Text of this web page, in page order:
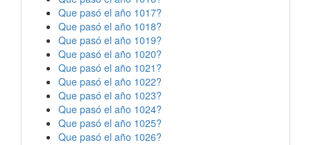
Que pasó el año 1017?
Que pasó el año 1018?
Que pasó el año 1019?
Que pasó el año 1020?
Que pasó el año 1021?
Que pasó el año 1022?
Que pasó el año 1023?
Que pasó el año 1024?
Que pasó el año 1025?
Que pasó el año 1026?